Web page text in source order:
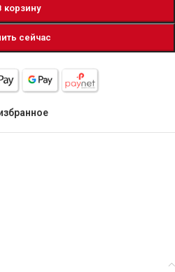
корзину
сейчас